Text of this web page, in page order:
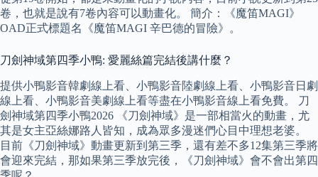
卷，也就是說有7卷內容可以動畫化。 簡介：《魔笛MAGI》
OAD正式標題名《魔笛MAGI 辛巴德的冒險》。
刀劍神域第四季小鴨: 愛麗絲篇完結後講什麼？
提供小鴨影音韓劇線上看、小鴨影音陸劇線上看、小鴨影音日劇
線上看、小鴨影音美劇線上看等盡在小鴨影音線上看免費。 刀
劍神域第四季小鴨2026 《刀劍神域》是一部相當火的動畫，尤
其是女主亞絲娜路人皆知，成為眾多漫迷們心目中理想老婆。
目前《刀劍神域》動畫更新到第三季，還有差不多12集第三季將
會迎來完結，那如果第三季放完後，《刀劍神域》會不會出第四